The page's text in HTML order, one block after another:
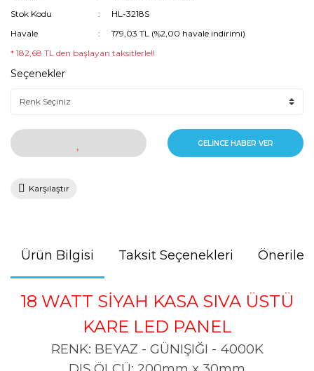
Stok Kodu
HL-3218S
Havale
179,03 TL (%2,00 havale indirimi)
* 182,68 TL den başlayan taksitlerle!!
Seçenekler
GELİNCE HABER VER
Karşılaştır
Ürün Bilgisi Taksit Seçenekleri
18 WATT SİYAH KASA SIVA ÜSTÜ
KARE LED PANEL
RENK: BEYAZ - GÜNIŞIĞI - 4000K